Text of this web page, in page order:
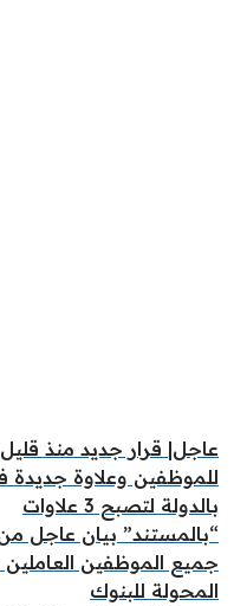
عاجل| قرار جديد منذ
للموظفين وعلاوة جديدة
بالدولة لتصبح 3 علاوات
“بالمستند” بيان عاجل
جميع الموظفين العاملين
المحولة للبنوك